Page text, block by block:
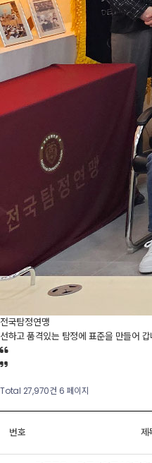
전국탐정연맹
선하고 품격있는 탐정에 표준을 만들어
Total 27,970건 6 페이지
번호 제